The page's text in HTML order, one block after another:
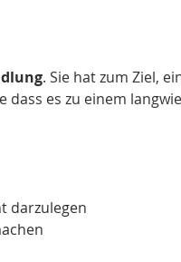
. Sie hat zum Ziel,
es zu einem
darzulegen